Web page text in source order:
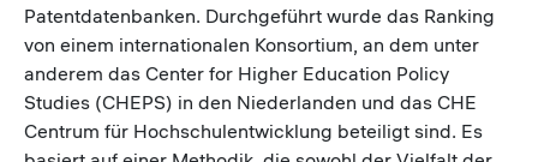
Patentdatenbanken. Durchgeführt wurde das Ranking
von einem internationalen Konsortium, an dem unter
anderem das Center for Higher Education Policy
Studies (CHEPS) in den Niederlanden und das CHE
Centrum für Hochschulentwicklung beteiligt sind. Es